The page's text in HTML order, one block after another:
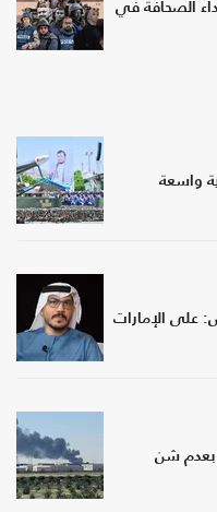
الصحافة في
واسعة
على الإمارات
بعدم شن